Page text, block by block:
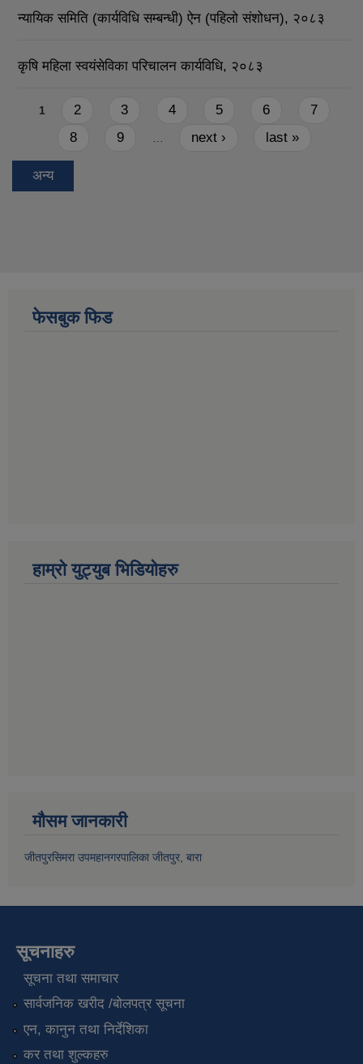
न्यायिक समिति (कार्यविधि सम्बन्धी) ऐन (पहिलो संशोधन), २०८३
कृषि महिला स्वयंसेविका परिचालन कार्यविधि, २०८३
Pages
1 2 3 4 5 6
7
8
9 next › last »
अन्य
फेसबुक फिड
हाम्रो युट्युब भिडियोहरु
मौसम जानकारी
जीतपुरसिमरा उपमहानगरपालिका जीतपुर, बारा
सूचनाहरु
सूचना तथा समाचार
सार्वजनिक खरीद /बोलपत्र सूचना
एन, कानुन तथा निर्देशिका
कर तथा शुल्कहरु